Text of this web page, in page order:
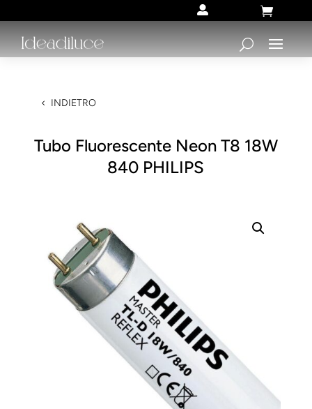
 
INDIETRO
Tubo Fluorescente Neon T8 18W
840 PHILIPS